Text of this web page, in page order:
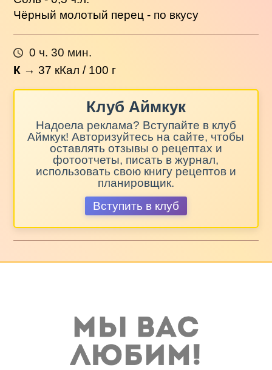
Чёрный молотый перец - по вкусу
0 ч. 30 мин.
К →37 кКал / 100 г
Клуб Аймкук
Надоела реклама? Вступайте в клуб
Аймкук! Авторизуйтесь на сайте, чтобы
оставлять отзывы о рецептах и
фотоотчеты, писать в журнал,
использовать свою книгу рецептов и
планировщик.
Вступить в клуб